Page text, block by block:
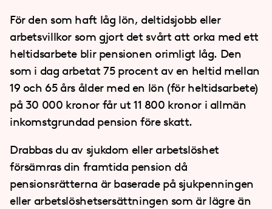
För den som haft låg lön, deltidsjobb eller
arbetsvillkor som gjort det svårt att orka med ett
heltidsarbete blir pensionen orimligt låg. Den
som i dag arbetat 75 procent av en heltid mellan
19 och 65 års ålder med en lön (för heltidsarbete)
på 30 000 kronor får ut 11 800 kronor i allmän
inkomstgrundad pension före skatt.
Drabbas du av sjukdom eller arbetslöshet
försämras din framtida pension då
pensionsrätterna är baserade på sjukpenningen
eller arbetslöshetsersättningen som är lägre än